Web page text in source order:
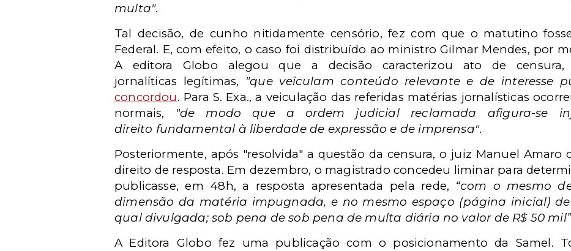
multa".
Tal decisão, de cunho nitidamente censório, fez com que o matutino
Federal. E, com efeito, o caso foi distribuído ao ministro Gilmar Mendes, por
A editora Globo alegou que a decisão caracterizou ato de censura,
jornalíticas legítimas, "que veiculam conteúdo relevante e de interesse
concordou. Para S. Exa.,a veiculação das referidas matérias jornalísticas
normais,
"de modo que aordem judicial reclamada afigura-se
direito fundamental à liberdade de expressão e de imprensa".
Posteriormente, após "resolvida" a questão da censura, o juiz Manuel Amaro
direito de resposta. Em dezembro, o magistrado concedeu liminar para
publicasse, em 48h, a resposta apresentada pela rede, “com o mesmo
dimensão da matéria impugnada, e no mesmo espaço (página inicial)
qual divulgada; sob pena de sob pena de multa diária no valor de R$ 50 mil”
A Editora Globo fez uma publicação com o posicionamento da Samel.